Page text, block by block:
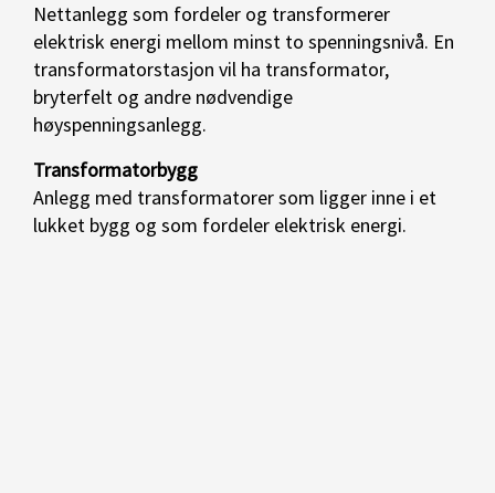
Nettanlegg som fordeler og transformerer
elektrisk energi mellom minst to spenningsnivå. En
transformatorstasjon vil ha transformator,
bryterfelt og andre nødvendige
høyspenningsanlegg.
Transformatorbygg
Anlegg med transformatorer som ligger inne i et
lukket bygg og som fordeler elektrisk energi.